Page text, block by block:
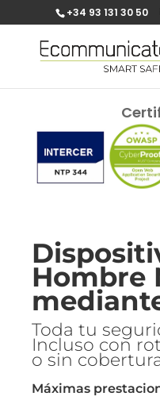
+34 93 131 30 50
Hombre
Toda tu
Incluso con
o sin
Máximas